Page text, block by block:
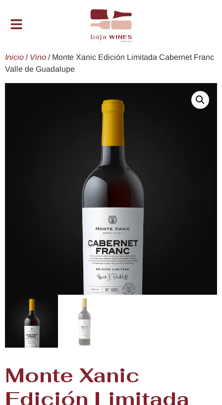
Inicio / Vino / Monte Xanic Edición Limitada Cabernet Franc
Valle de Guadalupe
Monte Xanic
Edición Limitada